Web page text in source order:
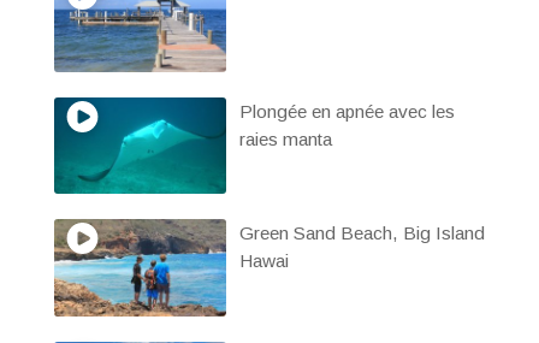
Plongée en apnée avec les
raies manta
Green Sand Beach, Big Island
Hawai